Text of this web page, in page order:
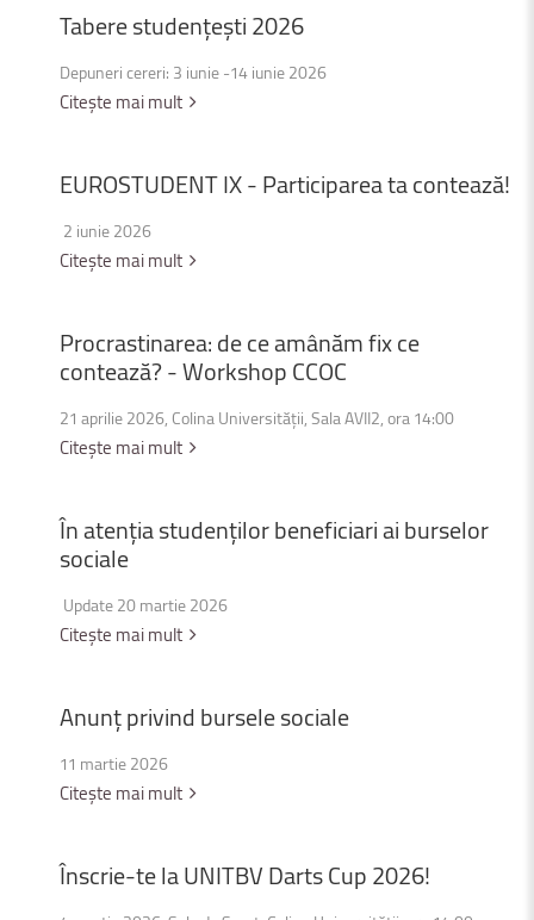
Taberestudențești2026
Depuneri cereri: 3 iunie -14 iunie 2026
Citește mai mult
EUROSTUDENTIX-Participareatacontează!
2 iunie 2026
Citește mai mult
Procrastinarea:deceamânămfixce
contează?-WorkshopCCOC
21 aprilie 2026, Colina Universității, Sala AVII2, ora 14:00
Citește mai mult
Înatențiastudențilorbeneficiariaiburselor
sociale
Update 20 martie 2026
Citește mai mult
Anunțprivindburselesociale
11 martie 2026
Citește mai mult
Înscrie-telaUNITBVDartsCup2026!